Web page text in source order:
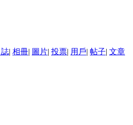
誌| 相冊| 圖片| 投票| 用戶| 帖子| 文章